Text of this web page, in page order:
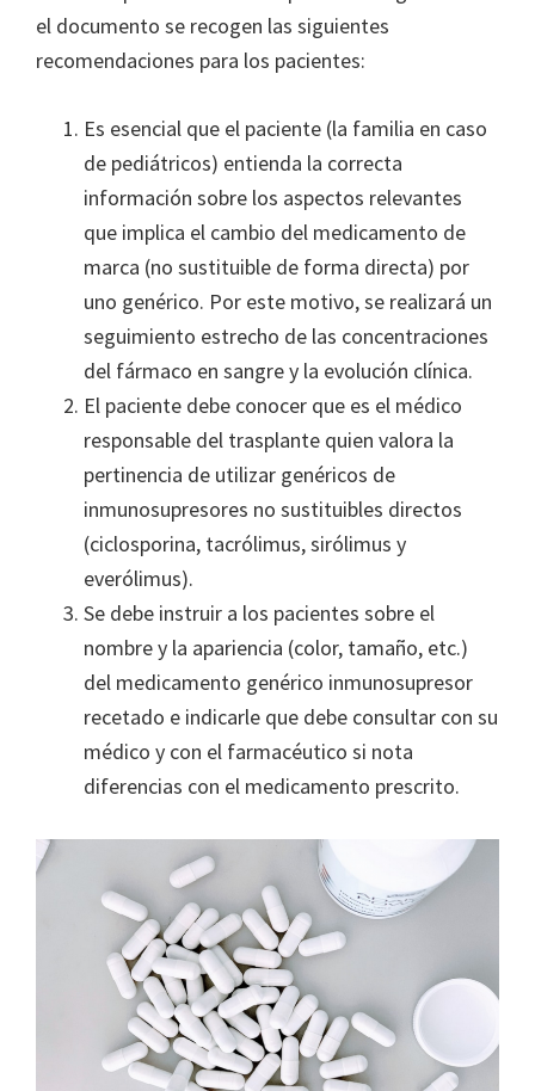
el documento se recogen las siguientes
recomendaciones para los pacientes:
Es esencial que el paciente (la familia en caso
de pediátricos) entienda la correcta
información sobre los aspectos relevantes
que implica el cambio del medicamento de
marca (no sustituible de forma directa) por
uno genérico. Por este motivo, se realizará un
seguimiento estrecho de las concentraciones
del fármaco en sangre y la evolución clínica.
El paciente debe conocer que es el médico
responsable del trasplante quien valora la
pertinencia de utilizar genéricos de
inmunosupresores no sustituibles directos
(ciclosporina, tacrólimus, sirólimus y
everólimus).
Se debe instruir a los pacientes sobre el
nombre y la apariencia (color, tamaño, etc.)
del medicamento genérico inmunosupresor
recetado e indicarle que debe consultar con su
médico y con el farmacéutico si nota
diferencias con el medicamento prescrito.